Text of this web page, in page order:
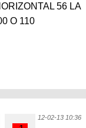
56 LA
O 110
12-02-13 10:36